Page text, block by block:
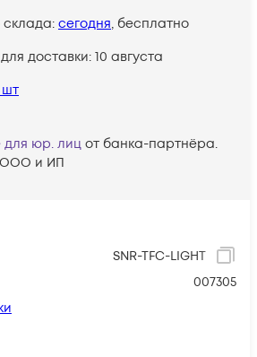
SNR-TFC-LIGHT
007305
сегодня, бесплатно
доставки: 10 августа
шт
для юр. лиц от банка-партнёра.
ООО и ИП